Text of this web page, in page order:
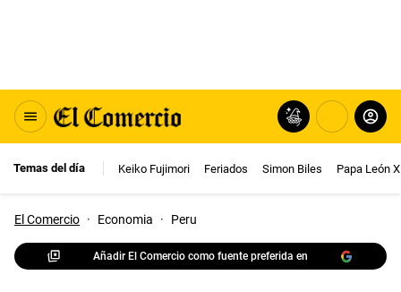
Temas del día Keiko Fujimori Feriados Simon Biles Papa León
El Comercio · Economia · Peru
Añadir El Comercio como fuente preferida en